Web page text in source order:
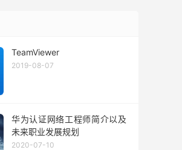
TeamViewer
2019-08-07
华为认证网络工程师简介以及
未来职业发展规划
2020-07-10